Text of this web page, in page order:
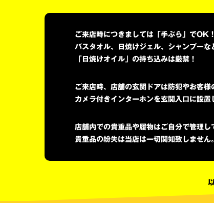
ご来店時につきましては「手ぶら」でOK！
バスタオル、日焼けジェル、シャンプーな
「日焼けオイル」の持ち込みは厳禁！
ご来店時、店舗の玄関ドアは防犯やお客
カメラ付きインターホンを玄関入口に設
店舗内での貴重品や履物はご自分で管理し
貴重品の紛失は当店は一切関知致しません。